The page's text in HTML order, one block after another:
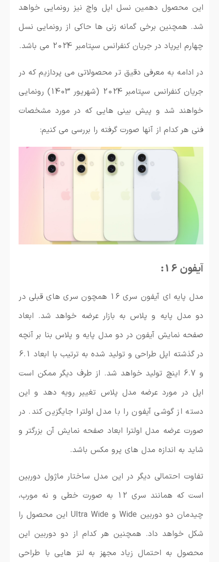
این محصول دهمین نسل اپل واچ نیز رونمایی خواهد
شد. همچنین برخی گمانه زنی ها حاکی از رونمایی نسل
چهارم ایرپاد در جریان کنفرانس سپتامبر 2024 می باشد.
در ادامه به معرفی دقیق تر محصولاتی می پردازیم که در
جریان کنفرانس سپتامبر 2024 (شهریور 1403) رونمایی
خواهند شد و پیش بینی هایی که در مورد مشخصات
فنی هر کدام از آنها صورت گرفته را بررسی می کنیم:
آیفون 16:
مدل پایه ای آیفون سری 16 همچون سری های قبلی در
دو مدل پایه و پلاس به بازار عرضه خواهد شد. ابعاد
صفحه نمایش آیفون در دو مدل پایه و پلاس بنا بر آنچه
در گذشته اپل طراحی و تولید شده به ترتیب با ابعاد 6.1
و 6.7 اینچ تولید خواهد شد. از طرف دیگر ممکن است
اپل در مورد عرضه مدل پلاس تغییر رویه دهد و این
دسته از گوشی آیفون را با مدل اولترا جایگزین کند. در
صورت عرضه مدل اولترا ابعاد صفحه نمایش آن بزرگتر و
شاید به اندازه مدل های پرو مکس باشد.
تفاوت احتمالی دیگر در این مدل ساختار ماژول دوربین
است که همانند سری 12 به صورت خطی و نه مورب،
چیدمان دو دوربین Wide و Ultra Wide این محصول را
شکل خواهد داد. همچنین هر کدام از دو دوربین این
محصول به احتمال زیاد مجهز به لنز هایی با طراحی